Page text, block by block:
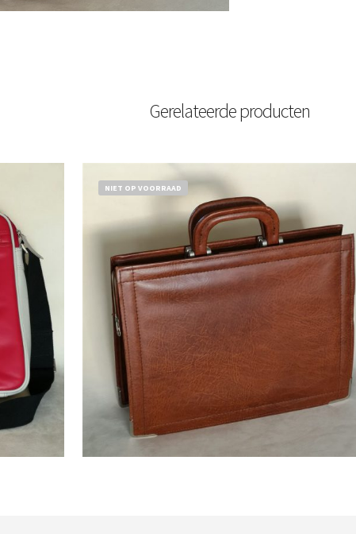
Gerelateerde producten
NIET OP VOORRAAD